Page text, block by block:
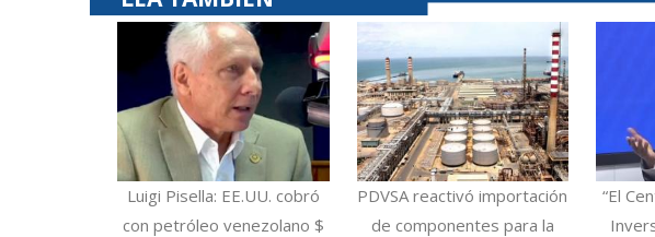
Luigi Pisella: EE.UU. cobró
con petróleo venezolano $
PDVSA reactivó importación
de componentes para la
“El